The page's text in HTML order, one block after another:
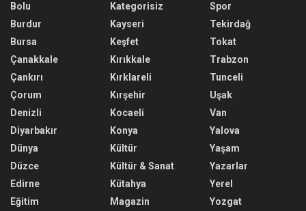
Bolu
Burdur
Bursa
Çanakkale
Çankırı
Çorum
Denizli
Diyarbakır
Dünya
Düzce
Edirne
Eğitim
Kategorisiz
Kayseri
Keşfet
Kırıkkale
Kırklareli
Kırşehir
Kocaeli
Konya
Kültür
Kültür & Sanat
Kütahya
Magazin
Spor
Tekirdağ
Tokat
Trabzon
Tunceli
Uşak
Van
Yalova
Yaşam
Yazarlar
Yerel
Yozgat